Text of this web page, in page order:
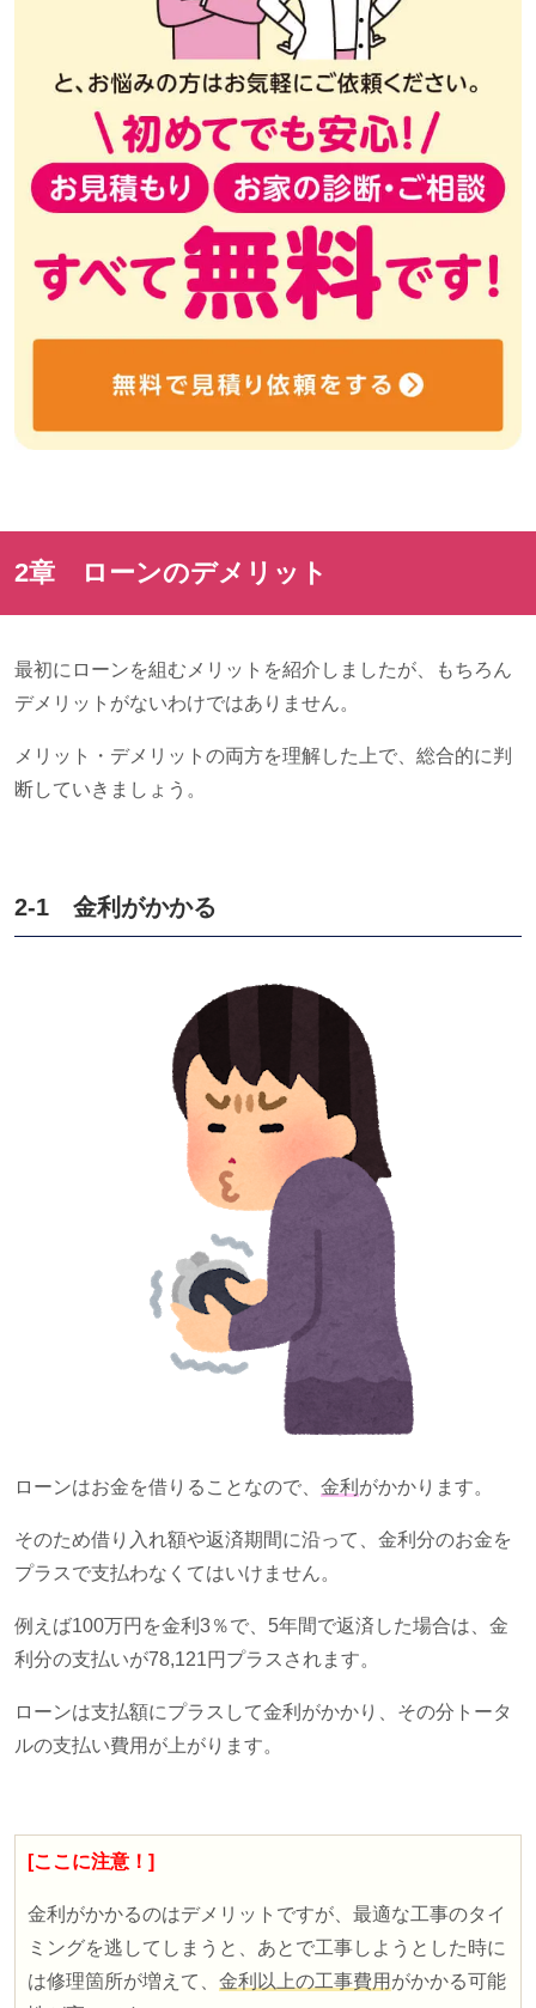
2章 ローンのデメリット
最初にローンを組むメリットを紹介しましたが、もちろん
デメリットがないわけではありません。
メリット・デメリットの両方を理解した上で、総合的に判
断していきましょう。
2-1 金利がかかる
ローンはお金を借りることなので、 金利 がかかります。
そのため借り入れ額や返済期間に沿って、金利分のお金を
プラスで支払わなくてはいけません。
例えば100万円を金利 3％で、 5年間で返済した場合は、金
利分の支払いが78,121 円プラスされます。
ローンは支払額にプラスして金利がかかり、その分トータ
ルの支払い費用が上がります。
[ここに注意！]
金利がかかるのはデメリットですが、最適な工事のタイ
ミングを逃してしまうと、あとで工事しようとした時に
は修理箇所が増えて、 金利以上の工事費用 がかかる可能